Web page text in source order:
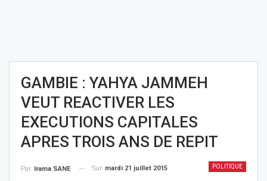
GAMBIE : YAHYA JAMMEH
VEUT REACTIVER LES
EXECUTIONS CAPITALES
APRES TROIS ANS DE REPIT
POLITIQUE
Par Irama SANE Sur mardi 21 juillet 2015